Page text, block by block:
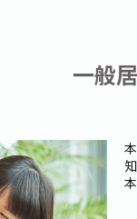
一般